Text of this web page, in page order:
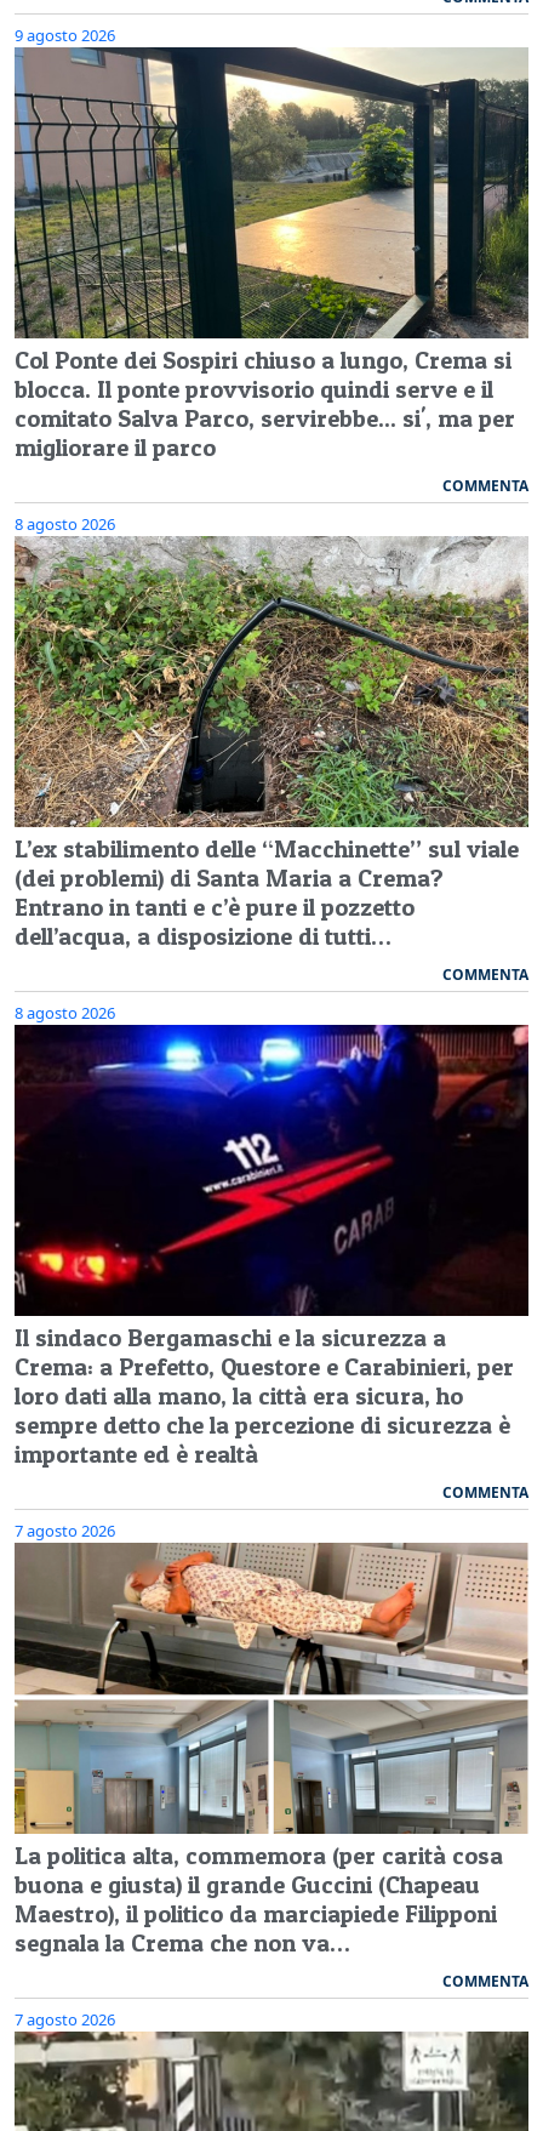
9 agosto 2026
Col Ponte dei Sospiri chiuso a lungo, Crema si
blocca. Il ponte provvisorio quindi serve e il
comitato Salva Parco, servirebbe... si', ma per
migliorare il parco
COMMENTA
8 agosto 2026
L’ex stabilimento delle “Macchinette” sul viale
(dei problemi) di Santa Maria a Crema?
Entrano in tanti e c’è pure il pozzetto
dell’acqua, a disposizione di tutti…
COMMENTA
8 agosto 2026
Il sindaco Bergamaschi e la sicurezza a
Crema: a Prefetto, Questore e Carabinieri, per
loro dati alla mano, la città era sicura, ho
sempre detto che la percezione di sicurezza è
importante ed è realtà
COMMENTA
7 agosto 2026
La politica alta, commemora (per carità cosa
buona e giusta) il grande Guccini (Chapeau
Maestro), il politico da marciapiede Filipponi
segnala la Crema che non va…
COMMENTA
7 agosto 2026